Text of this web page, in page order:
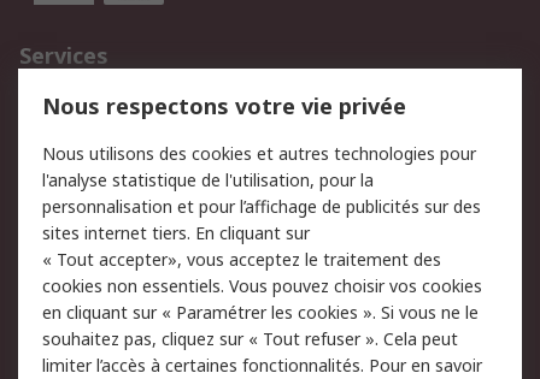
Services
750.000 produits
2.500 marques
Retours
Support technique
Track & trace
Legal
Politique de cookies
Sécurité des e-mails
Politique de protection
des données - Mise à
Conditions générales
de vente
Nous respectons votre vie privée
Nous utilisons des cookies et autres technologies pour
l'analyse statistique de l'utilisation, pour la
personnalisation et pour l’affichage de publicités sur des
sites internet tiers. En cliquant sur
« Tout accepter», vous acceptez le traitement des
cookies non essentiels. Vous pouvez choisir vos cookies
en cliquant sur « Paramétrer les cookies ». Si vous ne le
souhaitez pas, cliquez sur « Tout refuser ». Cela peut
limiter l’accès à certaines fonctionnalités. Pour en savoir